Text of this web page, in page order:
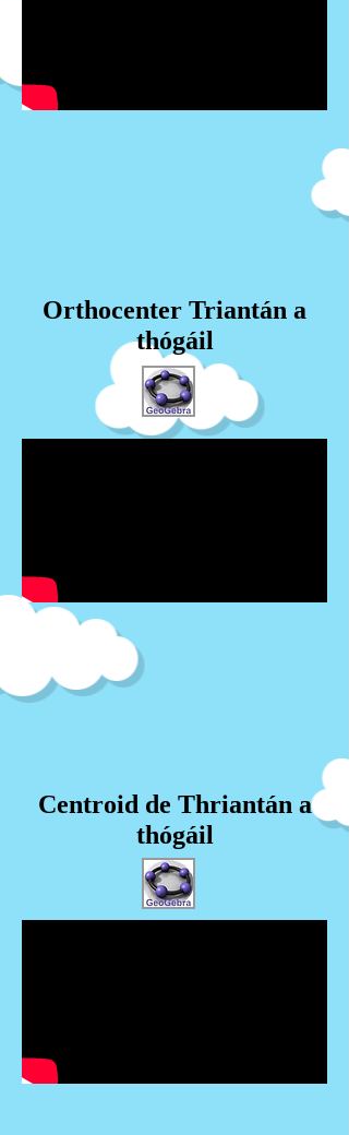
Orthocenter Triantán a
thógáil
Centroid de Thriantán a
thógáil